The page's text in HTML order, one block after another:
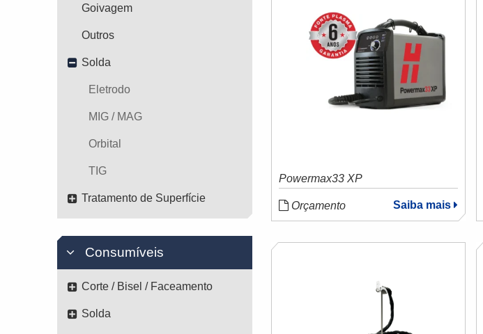
Goivagem
Outros
Solda
Eletrodo
MIG / MAG
Orbital
TIG
Tratamento de Superfície
Consumíveis
Corte / Bisel / Faceamento
Solda
Powermax33 XP
Orçamento Saiba mais